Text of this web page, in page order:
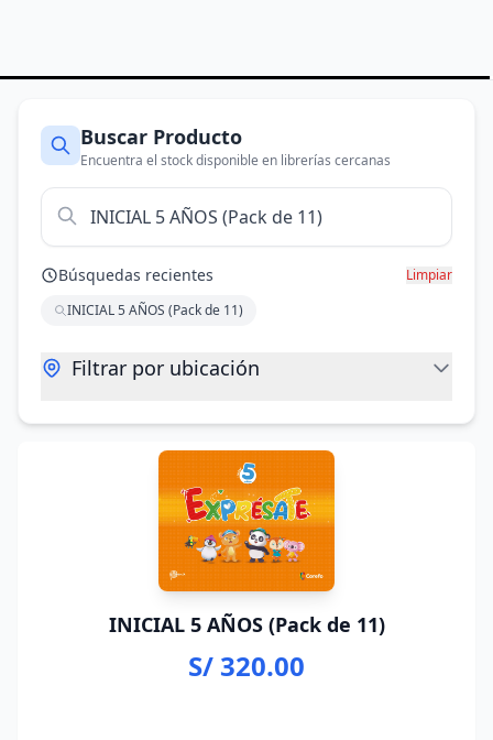
Buscar Producto
Encuentra el stock disponible en librerías cercanas
Búsquedas recientes
Limpiar
INICIAL 5 AÑOS (Pack de 11)
Filtrar por ubicación
INICIAL 5 AÑOS (Pack de 11)
S/ 320.00